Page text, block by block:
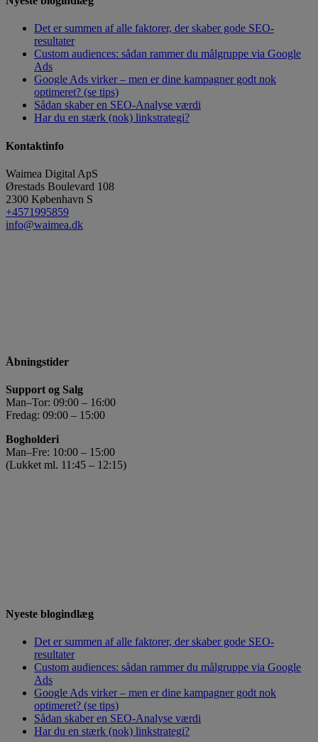
Det er summen af alle faktorer, der skaber gode SEO-
resultater
Custom audiences: sådan rammer du målgruppe via Google
Ads
Google Ads virker – men er dine kampagner godt nok
optimeret? (se tips)
Sådan skaber en SEO-Analyse værdi
Har du en stærk (nok) linkstrategi?
Kontaktinfo
Waimea Digital ApS
Ørestads Boulevard 108
2300 København S
+4571995859
info@waimea.dk
Åbningstider
Support og Salg
Man–Tor: 09:00 – 16:00
Fredag: 09:00 – 15:00
Bogholderi
Man–Fre: 10:00 – 15:00
(Lukket ml. 11:45 – 12:15)
Nyeste blogindlæg
Det er summen af alle faktorer, der skaber gode SEO-
resultater
Custom audiences: sådan rammer du målgruppe via Google
Ads
Google Ads virker – men er dine kampagner godt nok
optimeret? (se tips)
Sådan skaber en SEO-Analyse værdi
Har du en stærk (nok) linkstrategi?